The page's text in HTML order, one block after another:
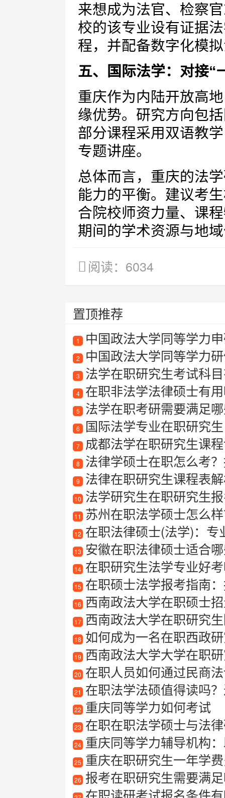
来想成为法官、检察
校的该专业设有证据
程，并配备数字化模
五、国际法学：对接“
重庆作为内陆开放高
缘优势。研究方向包
部分课程采用双语教
专题讲座。
总体而言，重庆的法
能力的平衡。建议考
合院校师资力量、课
期间的学术资源与地
阅读：6034
置顶推荐
1 中国政法大学同等学力
2 中国政法大学同等学力
3 法学在职研究生考试科
4 在职非法学法律硕士有
5 法学在职考研需要满足
6 国际法学专业在职研究生
7 成都法学在职研究生课
8 法律学硕士在职怎么考
9 法律在职研究生课程表解
10 法学研究生在职研究生
11 苏州在职法学硕士怎么样
12 在职法律硕士(法学)：
13 安徽在职法律硕士适合哪
14 在职研究生法学专业好
15 在职硕士法学报考指南：
16 西南政法大学在职硕士
17 西南政法大学在职研究
18 如何成为一名在职西政
19 西南政法大学大学在职
20 在职人员如何通过民商
21 在职法学法硕值得读吗？过
22 重庆同等学力如何考试
23 在职在职法学硕士与法
24 重庆同等学力辅导机构
25 重庆在职研究生一年学
26 报考在职研究生需要满